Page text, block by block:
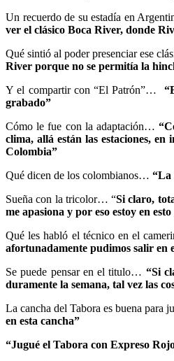
Un recuerdo de su estadía en
ver el clásico Boca River, donde
Qué sintió al poder presenciar ese
River porque no se permitía la
Y el compartir con “El Patrón”…
grabado”
Cómo le fue con la adaptación…
clima, allá están las estaciones,
Colombia”
Qué dicen de los colombianos… “La
Sueña con la tricolor… “Si claro,
me apasiona y por eso estoy en
Qué les habló el técnico en el
afortunadamente pudimos salir en
Se puede pensar en el titulo… “Si
duramente la semana, tal vez las
La cancha del Tabora es buena para
en esta cancha”
“Jugué el Tabora con Expreso